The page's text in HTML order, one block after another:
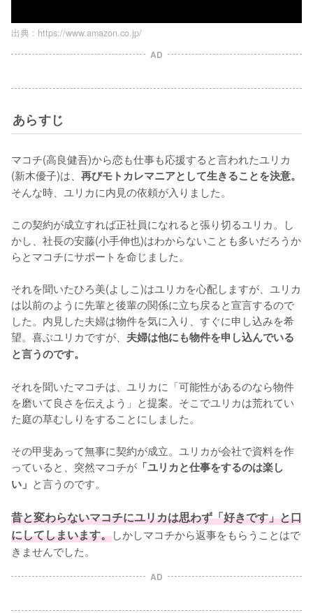
出典 : https://www.amazon.co.jp/
AD
あらすじ
マコチ(高良健吾)から恋も仕事も応援すると言われたユリカ
(新木優子)は、 再びモトカレマニアとして生きることを決意。
そんな時、ユリカに内見の依頼が入りました。
この契約が成立すれば正社員になれると張り切るユリカ。し
かし、社長の安藤(小手伸也)はわからないことも多いだろうか
らとマコチにサポートを命じました。
それを聞いたひろ美(よしこ)はユリカを心配しますが、ユリカ
は以前のように先輩と後輩の関係に立ち戻ると宣言するので
した。内見した夫婦は物件を気に入り、すぐに申し込みを希
望。喜ぶユリカですが、 夫婦は他にも物件を申し込んでいる
と言うのです。
それを聞いたマコチは、ユリカに「可能性があるのなら物件
を磨いて良さを伝えよう」と提案。そこでユリカは荒れてい
た庭の草むしりをすることにしました。
その甲斐あって無事に契約が成立。ユリカが会社で資料を作
っていると、突然マコチが 「ユリカと仕事をするのは楽し
い」 と言うのです。
昔と変わらないマコチにユリカは思わず「好きです」と口
にしてしまいます。しかしマコチから返事をもらうことはで
きませんでした。
AD